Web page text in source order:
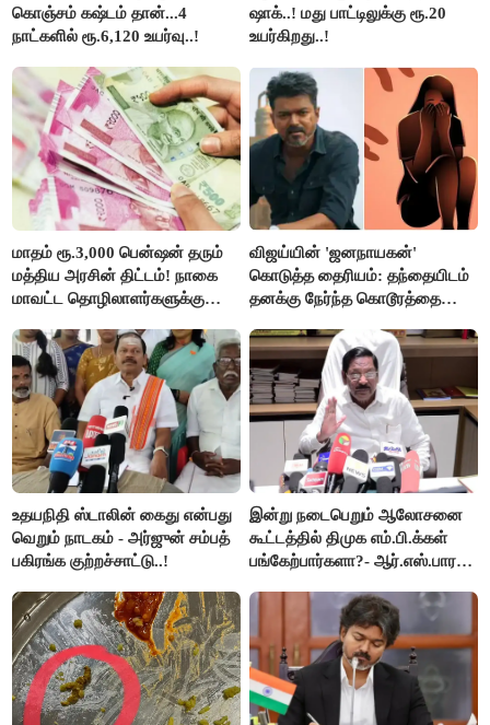
கொஞ்சம் கஷ்டம் தான்...4
நாட்களில் ரூ.6,120 உயர்வு..!
ஷாக்..! மது பாட்டிலுக்கு ரூ.20
உயர்கிறது..!
மாதம் ரூ.3,000 பென்ஷன் தரும்
மத்திய அரசின் திட்டம்! நாகை
மாவட்ட தொழிலாளர்களுக்கு
செய்தி!
விஜய்யின் 'ஜனநாயகன்'
கொடுத்த தைரியம்: தந்தையிடம்
தனக்கு நேர்ந்த கொடூரத்தை
உதயநிதி ஸ்டாலின் கைது என்பது
வெறும் நாடகம் - அர்ஜுன் சம்பத்
பகிரங்க குற்றச்சாட்டு..!
இன்று நடைபெறும் ஆலோசனை
கூட்டத்தில் திமுக எம்.பி.க்கள்
பங்கேற்பார்களா?- ஆர்.எஸ்.பாரதி